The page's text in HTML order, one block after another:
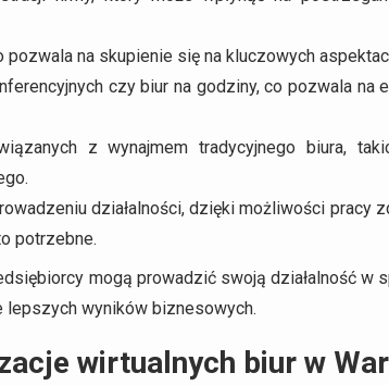
pozwala na skupienie się na kluczowych
czy biur na godziny, co pozwala
z wynajmem tradycyjnego biura,
działalności, dzięki możliwości pracy
potrzebne.
mogą prowadzić swoją działalność
lepszych wyników biznesowych.
wirtualnych biur w